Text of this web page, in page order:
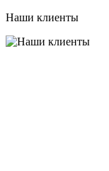
Наши клиенты